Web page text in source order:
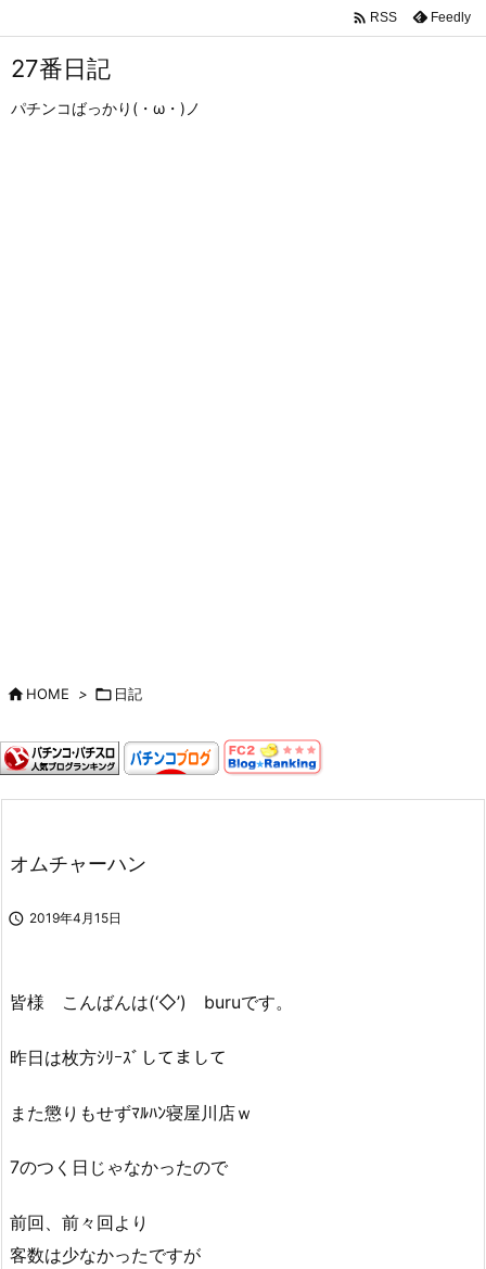
 RSS Feedly
27番日記
パチンコばっかり(・ω・)ノ
HOME >  日記
オムチャーハン
 2019年4月15日
皆様 こんばんは(‘◇’)ゞburuです。
昨日は枚方ｼﾘｰｽﾞしてまして
また懲りもせずﾏﾙﾊﾝ寝屋川店ｗ
7のつく日じゃなかったので
前回、前々回より
客数は少なかったですが